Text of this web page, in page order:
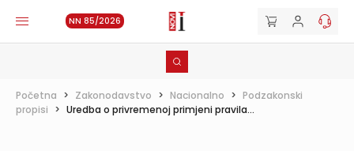
NN 85/2026
Početna > Zakonodavstvo > Nacionalno > Podzakonski
propisi > Uredba o privremenoj primjeni pravila...